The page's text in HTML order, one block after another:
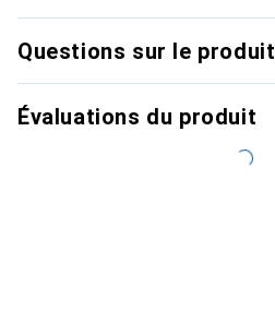
Questions sur le produit
Évaluations du produit